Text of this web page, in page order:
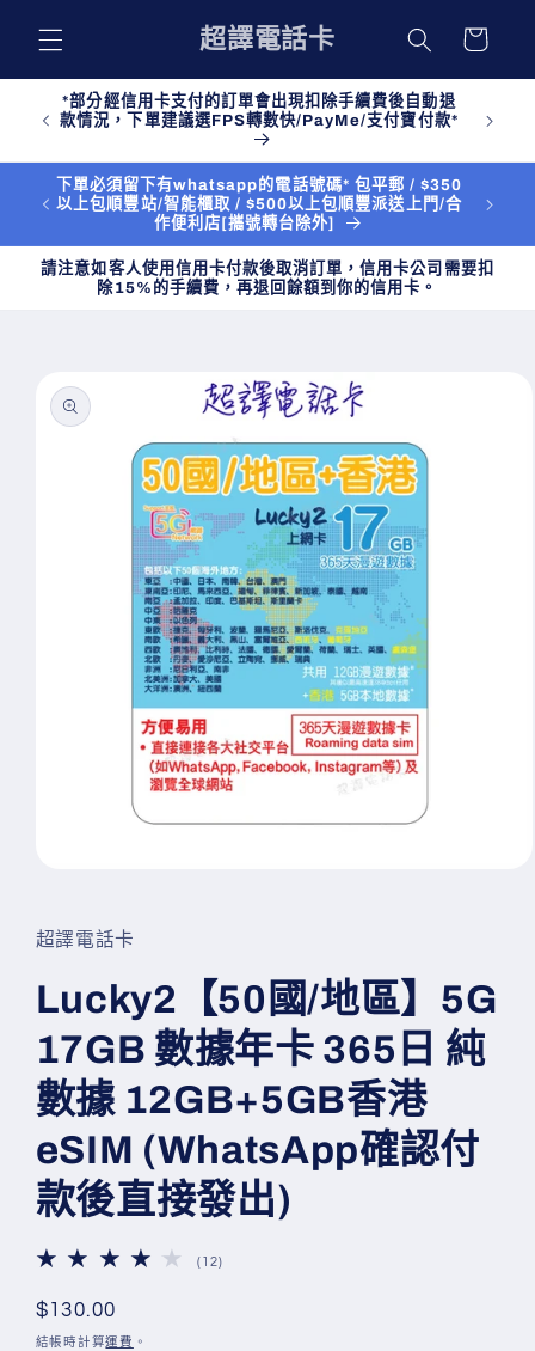
容
超譯電話卡
物
*部分經信用卡支付的訂單會出現扣除手續費後自動退
款情況，下單建議選FPS轉數快/PayMe/支付寶付款*
下單必須留下有whatsapp的電話號碼* 包平郵 / $350
以上包順豐站/智能櫃取 / $500以上包順豐派送上門/合
作便利店[攜號轉台除外]
請注意如客人使用信用卡付款後取消訂單，信用卡公司需要扣
除15%的手續費，再退回餘額到你的信用卡。
略過產
品資訊
動
視
開
啟
多
媒
體
案
超譯電話卡
Lucky2【50國/地區】5G
17GB 數據年卡 365日 純
數據 12GB+5GB香港
eSIM (WhatsApp確認付
款後直接發出)
(12)12
定
價
$130.00
結帳時計算運費 。